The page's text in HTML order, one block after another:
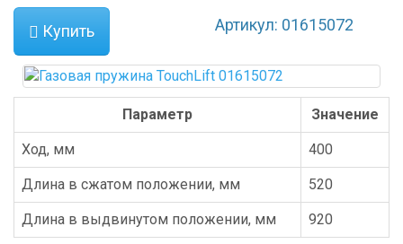
Купить Артикул: 01615072
Параметр Значение
Ход, мм 400
Длина в сжатом положении, мм 520
Длина в выдвинутом положении, мм 920